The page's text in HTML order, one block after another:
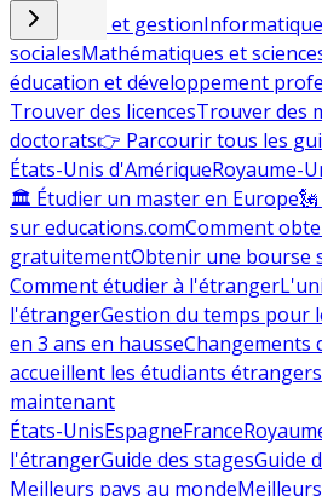
Commerce et gestion
socialesMathématiques et
éducation et développement
Trouver des licencesTrouver des
doctorats👉 Parcourir tous les
États-Unis d'AmériqueRoyaume-
🏛 Étudier un master en Europe
sur educations.comComment
gratuitementObtenir une bourse
Comment étudier à l'étranger
l'étrangerGestion du temps pour
en 3 ans en hausseChangements
accueillent les étudiants étrangers
maintenant
États-UnisEspagneFrance
l'étrangerGuide des stagesGuide
Meilleurs pays au monde